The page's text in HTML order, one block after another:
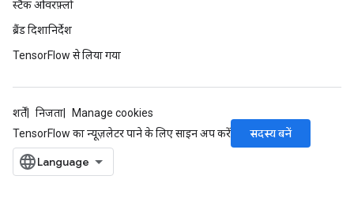
स्टैक ओवरफ़्लो
ब्रैंड दिशानिर्देश
TensorFlow से लिया गया
शर्तें निजता
Manage cookies
TensorFlow का न्यूज़लेटर पाने के लिए साइन अप करें
सदस्य बनें